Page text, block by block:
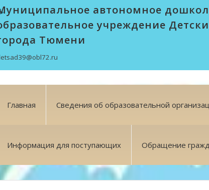
автономное
учреждение
Тюмени
Главная Сведения об образовательной
Информация для поступающих Обращение